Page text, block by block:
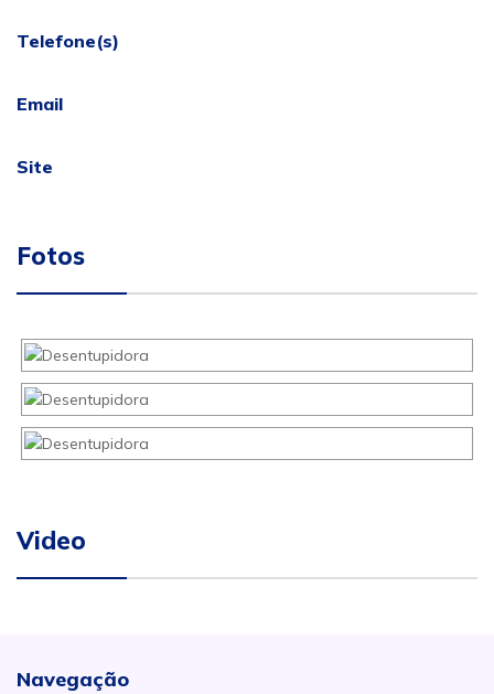
Telefone(s)
Email
Site
Fotos
Video
Navegação